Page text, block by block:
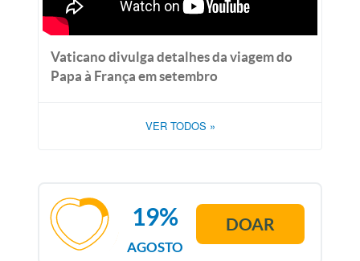
Vaticano divulga detalhes da viagem do
Papa à França em setembro
VER TODOS »
AGOSTO
19% DOAR